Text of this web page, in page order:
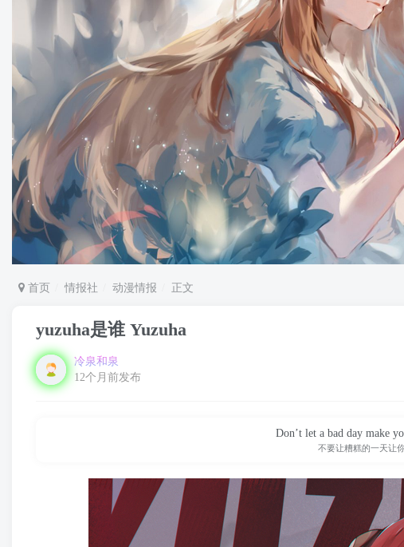
首页 情报社 动漫情报 正文
yuzuha是谁 Yuzuha
冷泉和泉
12个月前发布
Fight for the things you love no
不管你面对的是什么，为